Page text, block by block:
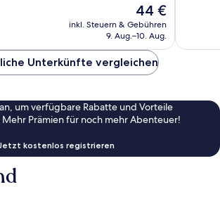
Der
Preis
beträgt
44 €
inkl. Steuern & Gebühren
9. Aug.–10. Aug.
Unterkünfte vergleichen
um verfügbare Rabatte und Vorteile
Mehr Prämien für noch mehr Abenteuer!
kostenlos registrieren